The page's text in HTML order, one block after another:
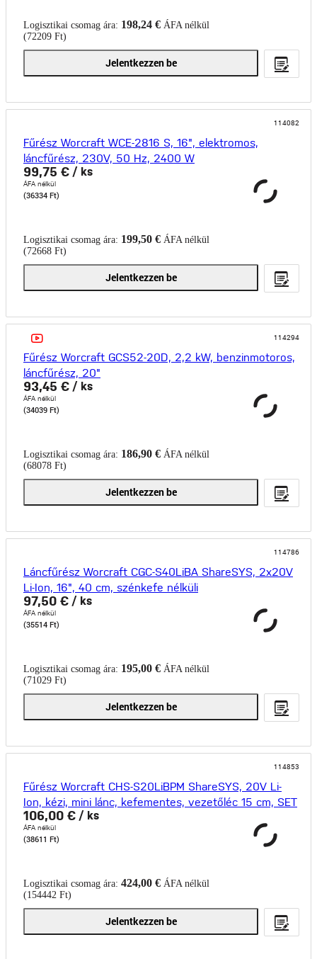
Logisztikai csomag ára: 198,24 € ÁFA nélkül
(72209 Ft)
Jelentkezzen be
114082
Fűrész Worcraft WCE-2816 S, 16", elektromos,
láncfűrész, 230V, 50 Hz, 2400 W
99,75 € / ks
ÁFA nélkül
(36334 Ft)
Logisztikai csomag ára: 199,50 € ÁFA nélkül
(72668 Ft)
Jelentkezzen be
114294
Fűrész Worcraft GCS52-20D, 2,2 kW, benzinmotoros,
láncfűrész, 20"
93,45 € / ks
ÁFA nélkül
(34039 Ft)
Logisztikai csomag ára: 186,90 € ÁFA nélkül
(68078 Ft)
Jelentkezzen be
114786
Láncfűrész Worcraft CGC-S40LiBA ShareSYS, 2x20V
Li-Ion, 16", 40 cm, szénkefe nélküli
97,50 € / ks
ÁFA nélkül
(35514 Ft)
Logisztikai csomag ára: 195,00 € ÁFA nélkül
(71029 Ft)
Jelentkezzen be
114853
Fűrész Worcraft CHS-S20LiBPM ShareSYS, 20V Li-
Ion, kézi, mini lánc, kefementes, vezetőléc 15 cm, SET
106,00 € / ks
ÁFA nélkül
(38611 Ft)
Logisztikai csomag ára: 424,00 € ÁFA nélkül
(154442 Ft)
Jelentkezzen be